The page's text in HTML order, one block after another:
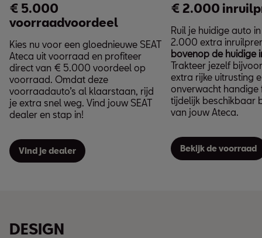
€ 5.000
voorraadvoordeel
Kies nu voor een gloednieuwe SEAT
Ateca uit voorraad en profiteer
direct van € 5.000 voordeel op
voorraad. Omdat deze
voorraadauto’s al klaarstaan, rijd
je extra snel weg. Vind jouw SEAT
dealer en stap in!
Vind je dealer
€ 2.000
Ruil je huidige auto
2.000 extra
bovenop de huidige
Trakteer jezelf
extra rijke uitrusting
onverwacht handige
tijdelijk beschikbaar
van jouw Ateca.
Bekijk de voorraad
DESIGN